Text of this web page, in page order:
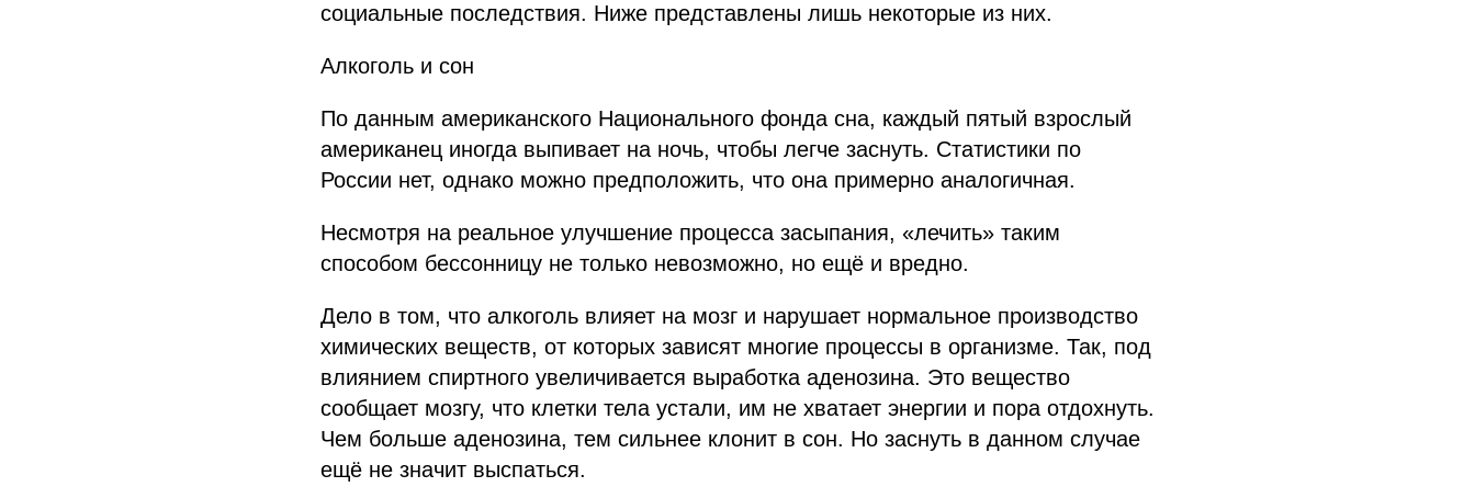
социальные последствия. Ниже представлены лишь некоторые из них.
Алкоголь и сон
По данным американского Национального фонда сна, каждый пятый взрослый
американец иногда выпивает на ночь, чтобы легче заснуть. Статистики по
России нет, однако можно предположить, что она примерно аналогичная.
Несмотря на реальное улучшение процесса засыпания, «лечить» таким
способом бессонницу не только невозможно, но ещё и вредно.
Дело в том, что алкоголь влияет на мозг и нарушает нормальное производство
химических веществ, от которых зависят многие процессы в организме. Так, под
влиянием спиртного увеличивается выработка аденозина. Это вещество
сообщает мозгу, что клетки тела устали, им не хватает энергии и пора отдохнуть.
Чем больше аденозина, тем сильнее клонит в сон. Но заснуть в данном случае
ещё не значит выспаться.